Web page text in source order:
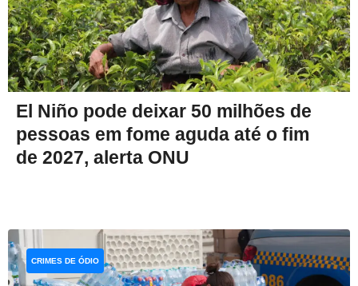
El Niño pode deixar 50 milhões de
pessoas em fome aguda até o fim
de 2027, alerta ONU
CRIMES DE ÓDIO